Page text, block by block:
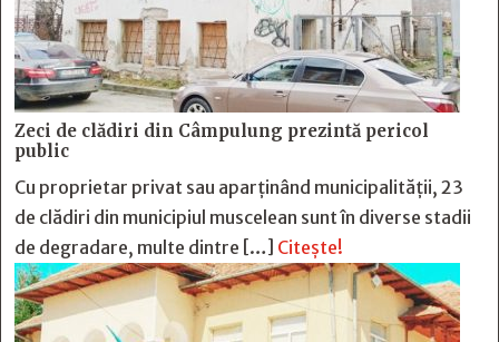
Zeci de clădiri din Câmpulung prezintă pericol
public
Cu proprietar privat sau aparținând municipalității, 23
de clădiri din municipiul muscelean sunt în diverse stadii
de degradare, multe dintre […] Citește!